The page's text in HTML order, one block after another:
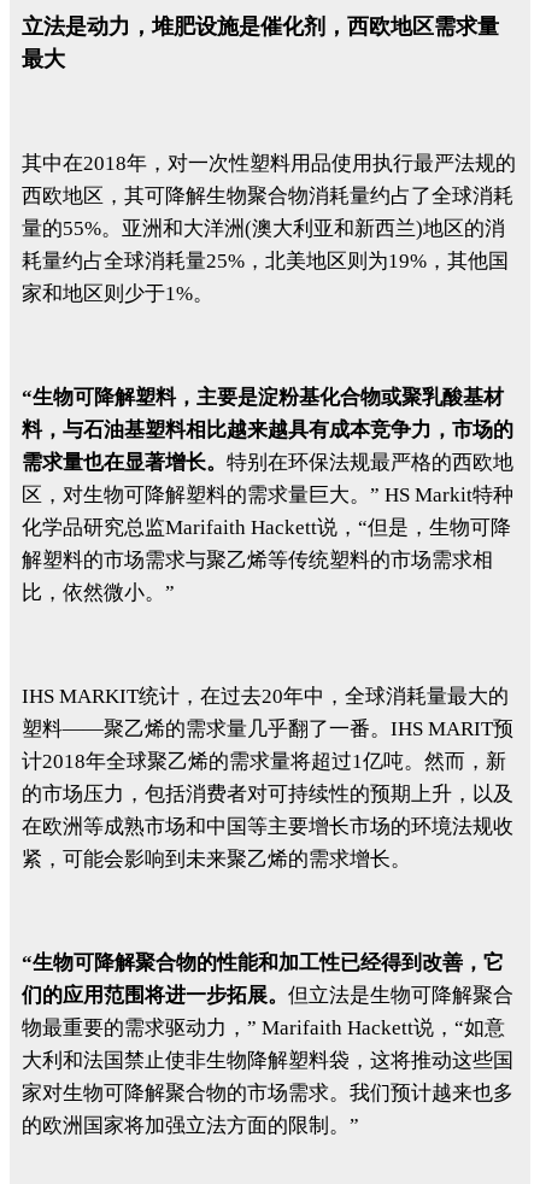
立法是动力，堆肥设施是催化剂，西欧地区需求量
最大
其中在2018年，对一次性塑料用品使用执行最严法规的
西欧地区，其可降解生物聚合物消耗量约占了全球消耗
量的55%。亚洲和大洋洲(澳大利亚和新西兰)地区的消
耗量约占全球消耗量25%，北美地区则为19%，其他国
家和地区则少于1%。
“生物可降解塑料，主要是淀粉基化合物或聚乳酸基材
料，与石油基塑料相比越来越具有成本竞争力，市场的
需求量也在显著增长。 特别在环保法规最严格的西欧地
区，对生物可降解塑料的需求量巨大。” HS Markit特种
化学品研究总监Marifaith Hackett说，“但是，生物可降
解塑料的市场需求与聚乙烯等传统塑料的市场需求相
比，依然微小。”
IHS MARKIT统计，在过去20年中，全球消耗量最大的
塑料——聚乙烯的需求量几乎翻了一番。IHS MARIT预
计2018年全球聚乙烯的需求量将超过1亿吨。然而，新
的市场压力，包括消费者对可持续性的预期上升，以及
在欧洲等成熟市场和中国等主要增长市场的环境法规收
紧，可能会影响到未来聚乙烯的需求增长。
“生物可降解聚合物的性能和加工性已经得到改善，它
们的应用范围将进一步拓展。 但立法是生物可降解聚合
物最重要的需求驱动力，” Marifaith Hackett说，“如意
大利和法国禁止使非生物降解塑料袋，这将推动这些国
家对生物可降解聚合物的市场需求。我们预计越来也多
的欧洲国家将加强立法方面的限制。”